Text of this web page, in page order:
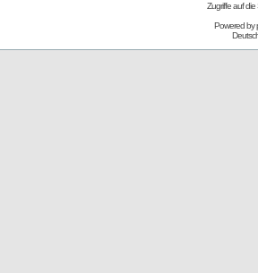
Zugriffe auf
Powered by